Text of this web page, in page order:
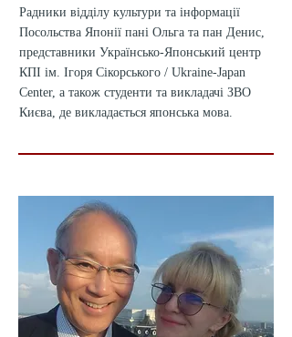
Радники відділу культури та інформації
Посольства Японії пані Ольга та пан Денис,
представники Українсько-Японський центр
КПІ ім. Ігоря Сікорського / Ukraine-Japan
Center, а також студенти та викладачі ЗВО
Києва, де викладається японська мова.